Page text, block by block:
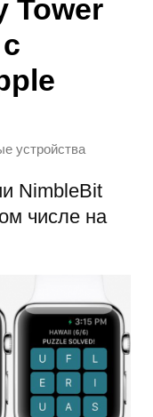
Tower
устройства
NimbleBit
числе на